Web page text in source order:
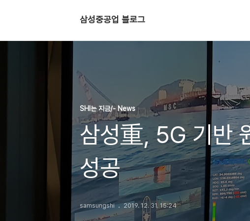
삼성중공업 블로그
SHI는 지금/- News
삼성重, 5G 기반
성공
samsungshi 2019. 12. 31. 15:24